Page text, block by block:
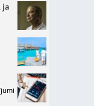
ja